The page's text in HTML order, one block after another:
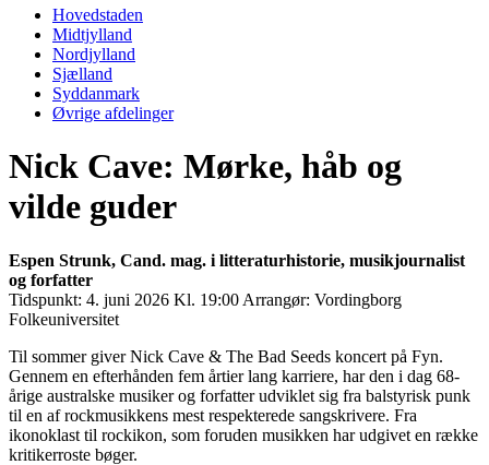
Hovedstaden
Midtjylland
Nordjylland
Sjælland
Syddanmark
Øvrige afdelinger
Nick Cave: Mørke, håb og
vilde guder
Espen Strunk, Cand. mag. i litteraturhistorie, musikjournalist
og forfatter
Tidspunkt: 4. juni 2026 Kl. 19:00 Arrangør: Vordingborg
Folkeuniversitet
Til sommer giver Nick Cave & The Bad Seeds koncert på Fyn.
Gennem en efterhånden fem årtier lang karriere, har den i dag 68-
årige australske musiker og forfatter udviklet sig fra balstyrisk punk
til en af rockmusikkens mest respekterede sangskrivere. Fra
ikonoklast til rockikon, som foruden musikken har udgivet en række
kritikerroste bøger.